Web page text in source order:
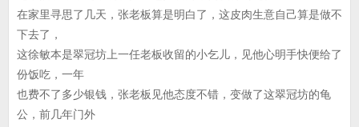
在家里寻思了几天，张老板算是明白了，这皮肉生意自己算是做不
下去了，
这徐敏本是翠冠坊上一任老板收留的小乞儿，见他心明手快便给了
份饭吃，一年
也费不了多少银钱，张老板见他态度不错，变做了这翠冠坊的龟
公，前几年门外